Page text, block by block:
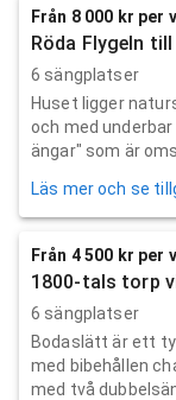
Från 8 000 kr per
Röda Flygeln
6 sängplatser
Huset ligger
och med
ängar" som är
Läs mer och se
Från 4 500 kr per
1800-tals torp
6 sängplatser
Bodaslätt är ett
med bibehållen
med två